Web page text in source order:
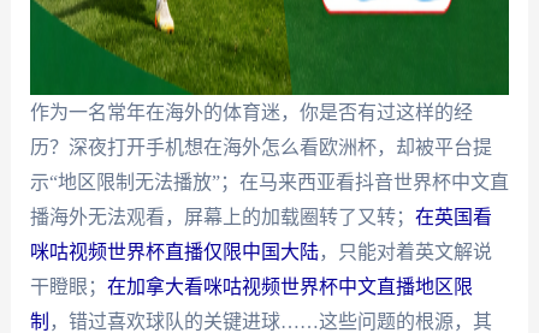
作为一名常年在海外的体育迷，你是否有过这样的经
历？深夜打开手机想在海外怎么看欧洲杯，却被平台提
示“地区限制无法播放”；在马来西亚看抖音世界杯中文直
播海外无法观看，屏幕上的加载圈转了又转； 在英国看
咪咕视频世界杯直播仅限中国大陆，只能对着英文解说
干瞪眼； 在加拿大看咪咕视频世界杯中文直播地区限
制 ，错过喜欢球队的关键进球……这些问题的根源，其